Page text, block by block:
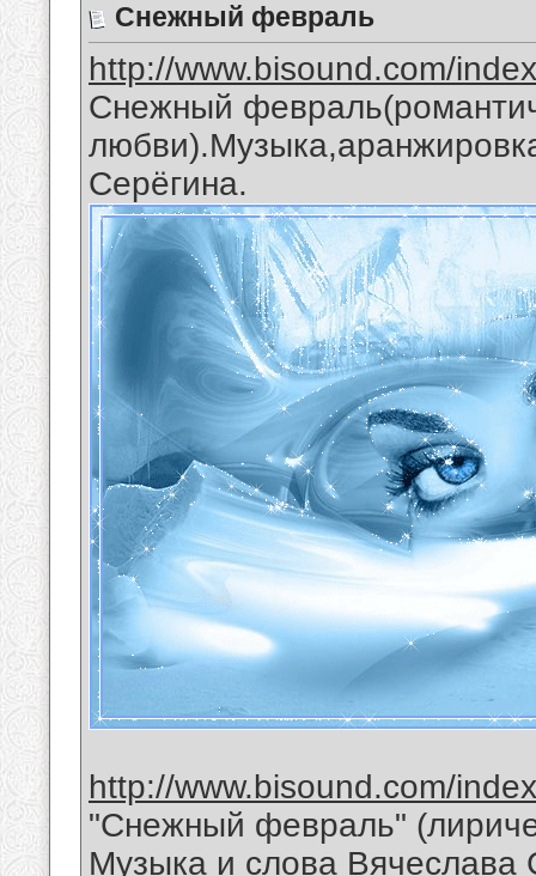
Снежный февраль
http://www.bisound.com/
Снежный
Серёгина.
http://www.bisound.com/
"Снежный февраль"
Музыка и слова Вячеслава